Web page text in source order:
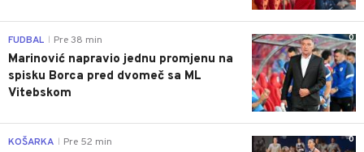
0
FUDBAL Pre 38 min
Marinović napravio jednu promjenu na
spisku Borca pred dvomeč sa ML
Vitebskom
0
KOŠARKA Pre 52 min